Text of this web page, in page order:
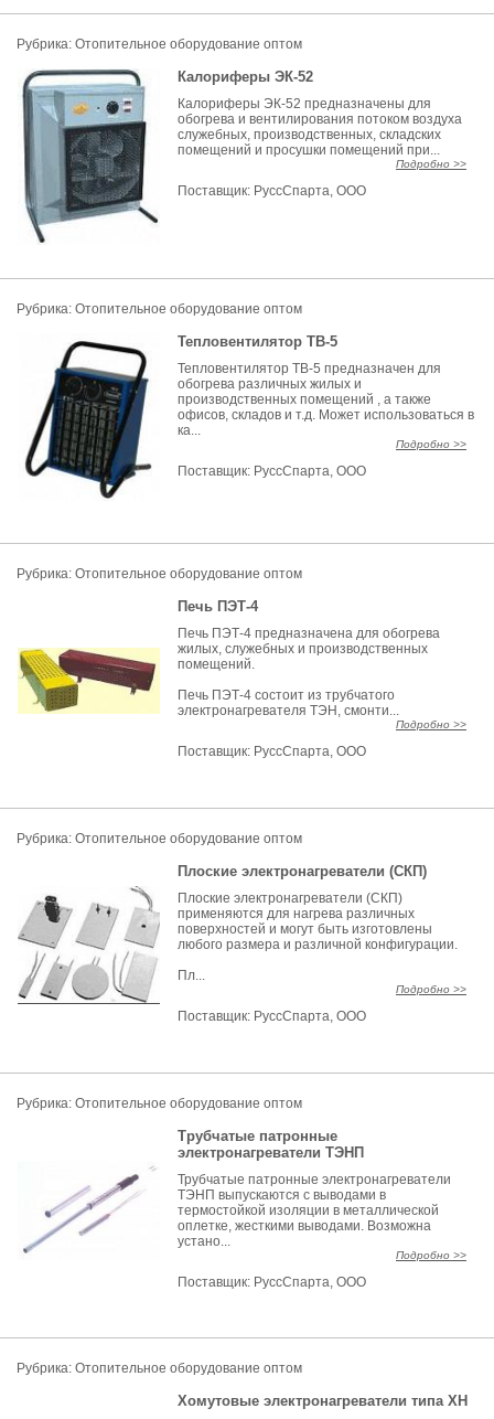
Рубрика: Отопительное оборудование оптом
Калориферы ЭК-52
Калориферы ЭК-52 предназначены для
обогрева и вентилирования потоком воздуха
служебных, производственных, складских
помещений и просушки помещений при...
Подробно >>
Поставщик: РуссСпарта, ООО
Рубрика: Отопительное оборудование оптом
Тепловентилятор ТВ-5
Тепловентилятор ТВ-5 предназначен для
обогрева различных жилых и
производственных помещений , а также
офисов, складов и т.д. Может использоваться в
ка...
Подробно >>
Поставщик: РуссСпарта, ООО
Рубрика: Отопительное оборудование оптом
Печь ПЭТ-4
Печь ПЭТ-4 предназначена для обогрева
жилых, служебных и производственных
помещений.
Печь ПЭТ-4 состоит из трубчатого
электронагревателя ТЭН, смонти...
Подробно >>
Поставщик: РуссСпарта, ООО
Рубрика: Отопительное оборудование оптом
Плоские электронагреватели (СКП)
Плоские электронагреватели (СКП)
применяются для нагрева различных
поверхностей и могут быть изготовлены
любого размера и различной конфигурации.
Пл...
Подробно >>
Поставщик: РуссСпарта, ООО
Рубрика: Отопительное оборудование оптом
Трубчатые патронные
электронагреватели ТЭНП
Трубчатые патронные электронагреватели
ТЭНП выпускаются с выводами в
термостойкой изоляции в металлической
оплетке, жесткими выводами. Возможна
устано...
Подробно >>
Поставщик: РуссСпарта, ООО
Рубрика: Отопительное оборудование оптом
Хомутовые электронагреватели типа ХН